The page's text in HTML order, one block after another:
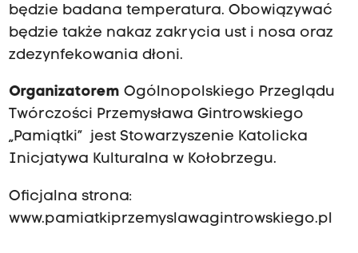
będzie badana temperatura. Obowiązywać
będzie także nakaz zakrycia ust i nosa oraz
zdezynfekowania dłoni.
Organizatorem Ogólnopolskiego Przeglądu
Twórczości Przemysława Gintrowskiego
„Pamiątki” jest Stowarzyszenie Katolicka
Inicjatywa Kulturalna w Kołobrzegu.
Oficjalna strona:
www.pamiatkiprzemyslawagintrowskiego.pl